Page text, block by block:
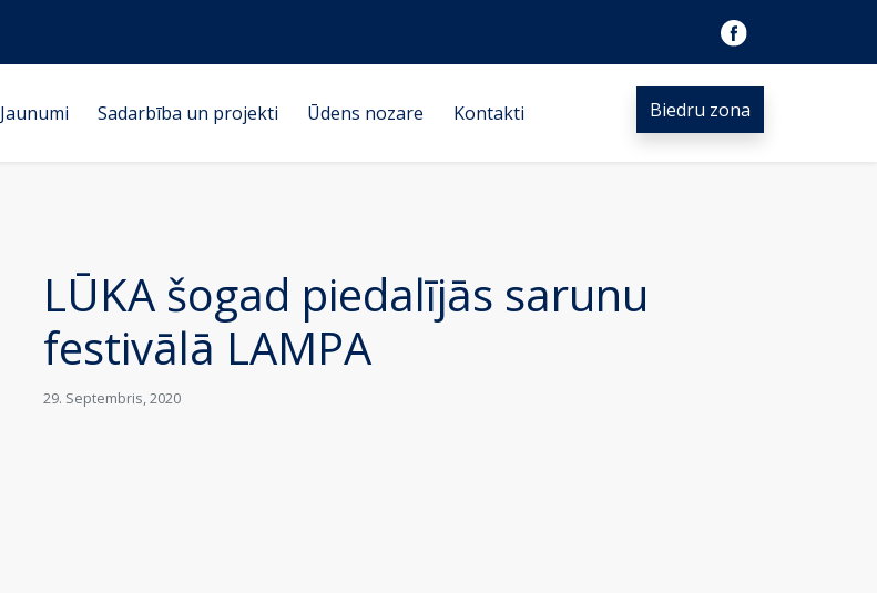
Jaunumi Sadarbība un projekti Ūdens nozare Kontakti Biedru zona
LŪKA šogad piedalījās sarunu
festivālā LAMPA
29. Septembris, 2020